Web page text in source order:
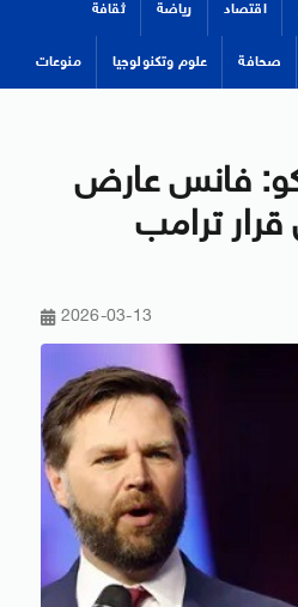
اقتصاد رياضة ثقافة
صحافة علوم وتكنولوجيا منوعات
فانس عارض
ترامب
2026-03-13